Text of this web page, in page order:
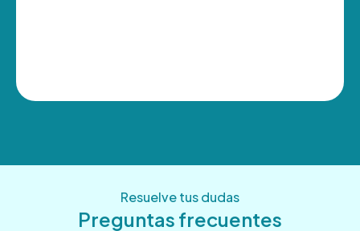
Resuelve tus dudas
Preguntas frecuentes